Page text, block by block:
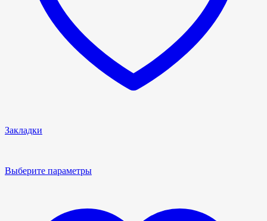
Закладки
Выберите параметры